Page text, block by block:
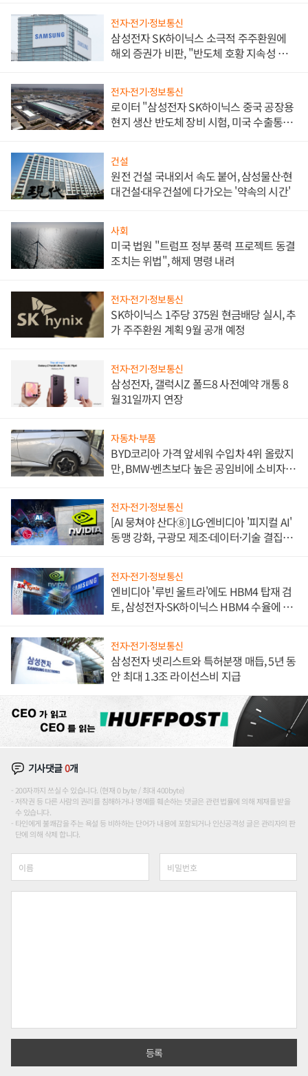
전자·전기·정보통신
삼성전자 SK하이닉스 소극적 주주환원에
해외 증권가 비판, "반도체 호황 지속성 의
전자·전기·정보통신
로이터 "삼성전자 SK하이닉스 중국 공장용
현지 생산 반도체 장비 시험, 미국 수출통제
건설
원전 건설 국내외서 속도 붙어, 삼성물산·현
대건설·대우건설에 다가오는 '약속의 시간'
사회
미국 법원 "트럼프 정부 풍력 프로젝트 동결
조치는 위법", 해제 명령 내려
전자·전기·정보통신
SK하이닉스 1주당 375원 현금배당 실시, 추
가 주주환원 계획 9월 공개 예정
전자·전기·정보통신
삼성전자, 갤럭시Z 폴드8 사전예약 개통 8
월31일까지 연장
자동차·부품
BYD코리아 가격 앞세워 수입차 4위 올랐지
만, BMW·벤츠보다 높은 공임비에 소비자
전자·전기·정보통신
[AI 뭉쳐야 산다⑧] LG·엔비디아 '피지컬 AI'
동맹 강화, 구광모 제조·데이터·기술 결집
전자·전기·정보통신
엔비디아 '루빈 울트라'에도 HBM4 탑재 검
토, 삼성전자·SK하이닉스 HBM4 수율에 주
전자·전기·정보통신
삼성전자 넷리스트와 특허분쟁 매듭, 5년 동
안 최대 1.3조 라이선스비 지급
기사댓글0개
200자까지 쓰실 수 있습니다. (현재 0 byte / 최대 400byte)
저작권 등 다른 사람의 권리를 침해하거나 명예를 훼손하는 댓글은 관련 법률에 의해 제재를 받을
수 있습니다.
타인에게 불쾌감을 주는 욕설 등 비하하는 단어가 내용에 포함되거나 인신공격성 글은 관리자의 판
단에 의해 삭제 합니다.